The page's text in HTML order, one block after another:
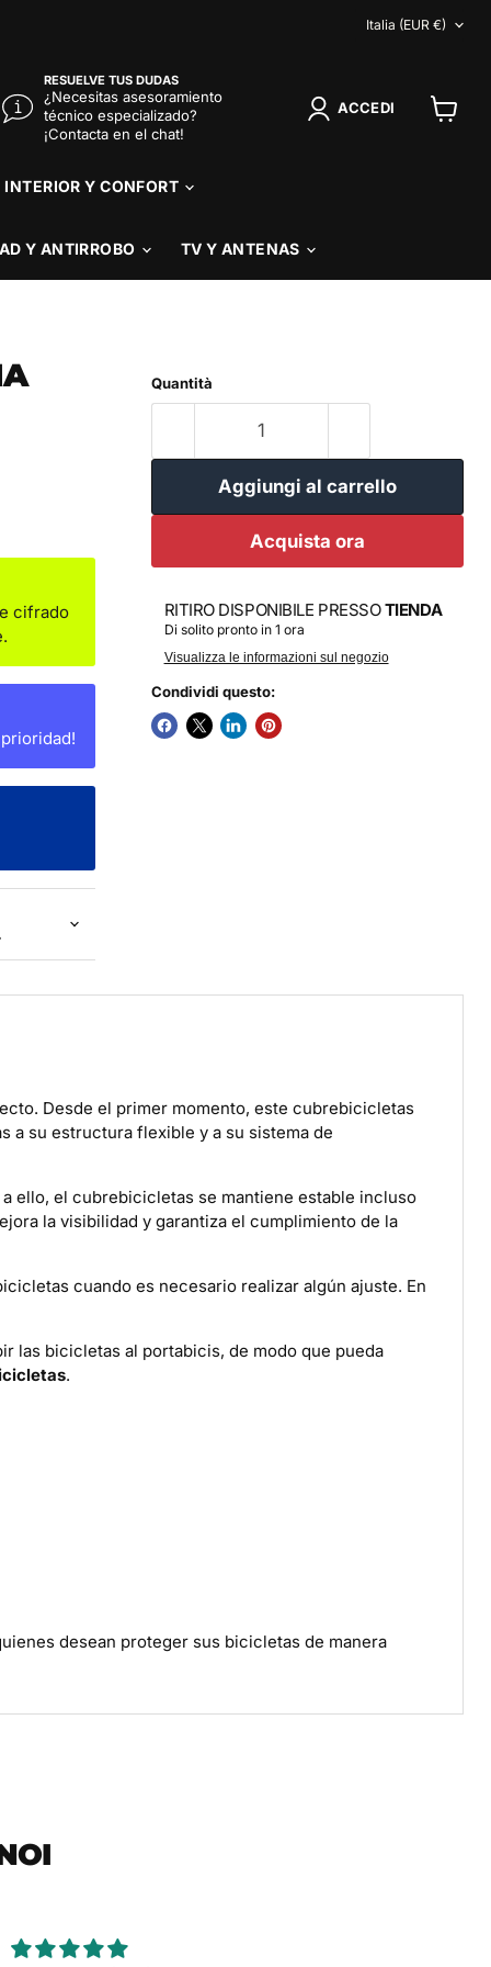
Italia (EUR €)
RESUELVE TUS DUDAS
¿Necesitas asesoramiento
técnico especializado?
¡Contacta en el chat!
ACCEDI
INTERIOR Y CONFORT
Y ANTIRROBO TV Y ANTENAS
cifrado
Quantità
Aggiungi al carrello
Acquista ora
RITIRO DISPONIBILE PRESSOTIENDA
Di solito pronto in 1 ora
Visualizza le informazioni sul negozio
Condividi questo:
Desde el primer momento, este cubrebicicletas
a su estructura flexible y a su sistema de
ello, el cubrebicicletas se mantiene estable incluso
la visibilidad y garantiza el cumplimiento de la
cuando es necesario realizar algún ajuste. En
las bicicletas al portabicis, de modo que pueda
.
desean proteger sus bicicletas de manera